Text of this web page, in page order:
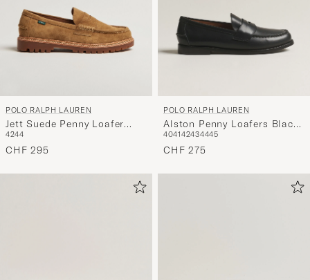
POLO RALPH LAUREN
Jett Suede Penny Loafer
Desert Tan
4244
CHF 295
POLO RALPH LAUREN
Alston Penny Loafers Black
Calf
404142434445
CHF 275